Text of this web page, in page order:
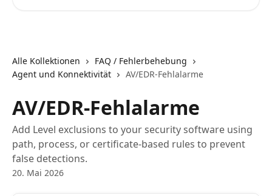
Alle Kollektionen
FAQ / Fehlerbehebung
Agent und Konnektivität
AV/EDR-Fehlalarme
AV/EDR-Fehlalarme
Add Level exclusions to your security software using
path, process, or certificate-based rules to prevent
false detections.
20. Mai 2026